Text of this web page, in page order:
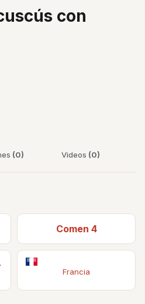
con
(0) Videos (0)
Comen 4
Francia